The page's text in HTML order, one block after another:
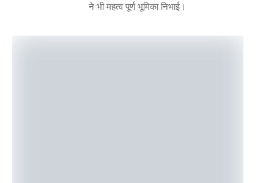
ने भी महत्व पूर्ण भूमिका निभाई।